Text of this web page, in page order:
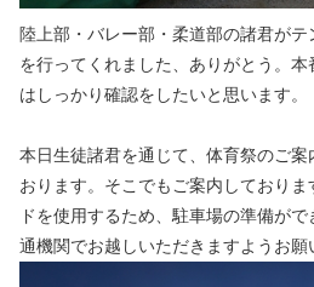
陸上部・バレー部・柔道部の諸君が
を行ってくれました、ありがとう。
はしっかり確認をしたいと思います。
本日生徒諸君を通じて、体育祭のご
おります。そこでもご案内しており
ドを使用するため、駐車場の準備が
通機関でお越しいただきますようお願